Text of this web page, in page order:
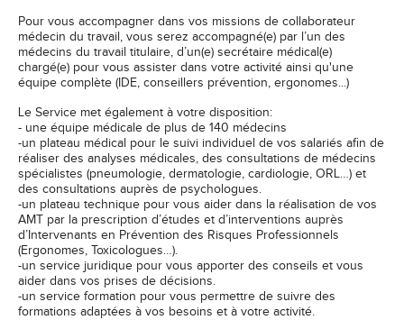
Pour vous accompagner dans vos missions de collaborateur
médecin du travail, vous serez accompagné(e) par l’un des
médecins du travail titulaire, d’un(e) secrétaire médical(e)
chargé(e) pour vous assister dans votre activité ainsi qu'une
équipe complète (IDE, conseillers prévention, ergonomes...)
Le Service met également à votre disposition:
- une équipe médicale de plus de 140 médecins
-un plateau médical pour le suivi individuel de vos salariés afin de
réaliser des analyses médicales, des consultations de médecins
spécialistes (pneumologie, dermatologie, cardiologie, ORL…) et
des consultations auprès de psychologues.
-un plateau technique pour vous aider dans la réalisation de vos
AMT par la prescription d’études et d’interventions auprès
d’Intervenants en Prévention des Risques Professionnels
(Ergonomes, Toxicologues…).
-un service juridique pour vous apporter des conseils et vous
aider dans vos prises de décisions.
-un service formation pour vous permettre de suivre des
formations adaptées à vos besoins et à votre activité.